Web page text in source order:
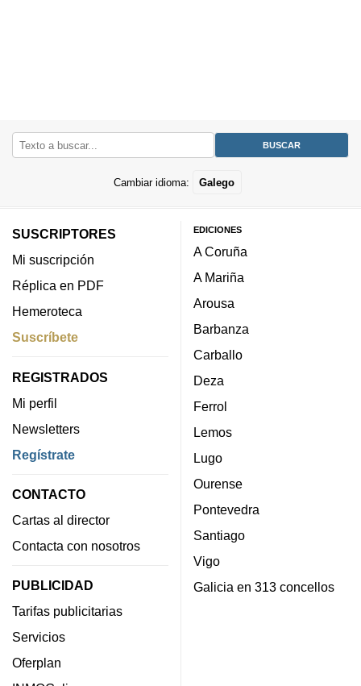
Cambiar idioma: Galego
SUSCRIPTORES
Mi suscripción
Réplica en PDF
Hemeroteca
Suscríbete
REGISTRADOS
Mi perfil
Newsletters
Regístrate
CONTACTO
Cartas al director
Contacta con nosotros
PUBLICIDAD
Tarifas publicitarias
Servicios
Oferplan
EDICIONES
A Coruña
A Mariña
Arousa
Barbanza
Carballo
Deza
Ferrol
Lemos
Lugo
Ourense
Pontevedra
Santiago
Vigo
Galicia en 313 concellos